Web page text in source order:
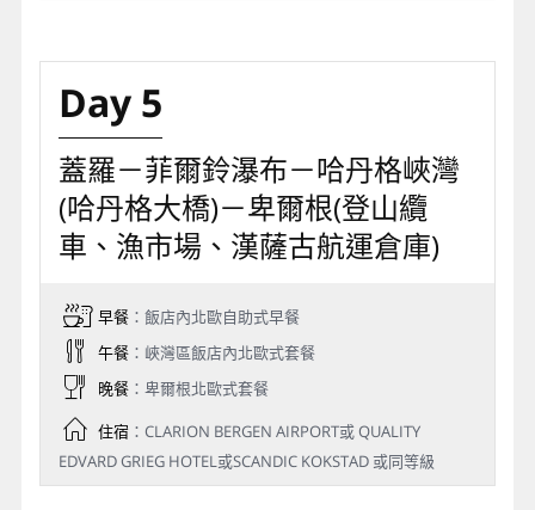
Day 5
蓋羅－菲爾鈴瀑布－哈丹格峽灣
(哈丹格大橋)－卑爾根(登山纜
車、漁市場、漢薩古航運倉庫)
早餐：飯店內北歐自助式早餐
午餐：峽灣區飯店內北歐式套餐
晚餐：卑爾根北歐式套餐
住宿：CLARION BERGEN AIRPORT或 QUALITY
EDVARD GRIEG HOTEL或SCANDIC KOKSTAD 或同等級